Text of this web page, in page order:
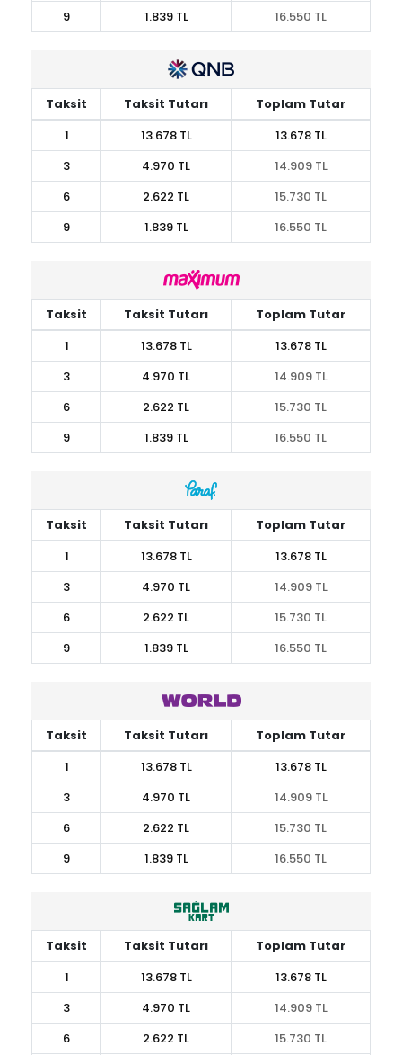
9 1.839 TL 16.550 TL
Taksit Taksit Tutarı
Toplam Tutar
1
13.678 TL
13.678 TL
3
4.970 TL
14.909 TL
6
2.622 TL
15.730 TL
9
1.839 TL 16.550 TL
Taksit Taksit Tutarı
Toplam Tutar
1
13.678 TL
13.678 TL
3
4.970 TL
14.909 TL
6
2.622 TL
15.730 TL
9
1.839 TL 16.550 TL
Taksit Taksit Tutarı
Toplam Tutar
1
13.678 TL
13.678 TL
3
4.970 TL
14.909 TL
6
2.622 TL
15.730 TL
9
1.839 TL 16.550 TL
Taksit Taksit Tutarı
Toplam Tutar
1
13.678 TL
13.678 TL
3
4.970 TL
14.909 TL
6
2.622 TL
15.730 TL
9
1.839 TL 16.550 TL
Taksit Taksit Tutarı
Toplam Tutar
1
13.678 TL
13.678 TL
3
4.970 TL
14.909 TL
6
2.622 TL
15.730 TL